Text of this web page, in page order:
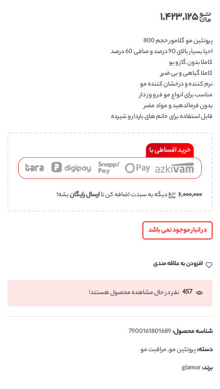
۱,۴۲۳,۱۲۵
پروتئین مو گلامور حجم 800
احیا بسیار بالای 90 درصد و صافی 60 درصد
کاملا بدون گاز و بو
کاملا گیاهی و بی ضرر
نرم کننده و درخشان کننده مو
مناسب برای انواع مو فر و وز دار
بدون فرمالدهید و مواد مضر
قابل استفاده برای خانم های باردار و شیرده
۶,۰۰۰,۰۰۰ دیگه به سبدت اضافه کن تاارسال رایگانبشه!
در انبار موجود نمی باشد
افزودن به علاقه مندی
457 نفر در حال مشاهده محصول هستند!
شناسه محصول:7900161801689
دسته:پروتئین مو,مراقبت مو
برند:glamor